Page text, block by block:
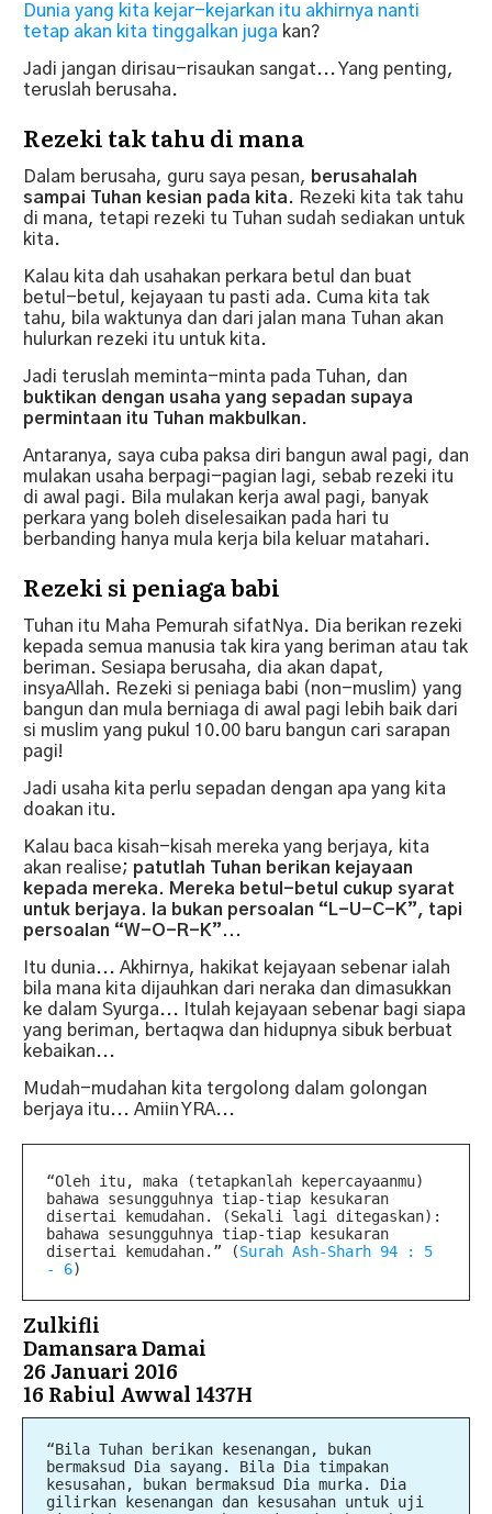
Dunia yang kita kejar-kejarkan itu akhirnya nanti
tetap akan kita tinggalkan juga kan?
Jadi jangan dirisau-risaukan sangat... Yang penting,
teruslah berusaha.
Rezeki tak tahu di mana
Dalam berusaha, guru saya pesan, berusahalah
sampai Tuhan kesian pada kita. Rezeki kita tak tahu
di mana, tetapi rezeki tu Tuhan sudah sediakan untuk
kita.
Kalau kita dah usahakan perkara betul dan buat
betul-betul, kejayaan tu pasti ada. Cuma kita tak
tahu, bila waktunya dan dari jalan mana Tuhan akan
hulurkan rezeki itu untuk kita.
Jadi teruslah meminta-minta pada Tuhan, dan
buktikan dengan usaha yang sepadan supaya
permintaan itu Tuhan makbulkan.
Antaranya, saya cuba paksa diri bangun awal pagi, dan
mulakan usaha berpagi-pagian lagi, sebab rezeki itu
di awal pagi. Bila mulakan kerja awal pagi, banyak
perkara yang boleh diselesaikan pada hari tu
berbanding hanya mula kerja bila keluar matahari.
Rezeki si peniaga babi
Tuhan itu Maha Pemurah sifatNya. Dia berikan rezeki
kepada semua manusia tak kira yang beriman atau tak
beriman. Sesiapa berusaha, dia akan dapat,
insyaAllah. Rezeki si peniaga babi (non-muslim) yang
bangun dan mula berniaga di awal pagi lebih baik dari
si muslim yang pukul 10.00 baru bangun cari sarapan
pagi!
Jadi usaha kita perlu sepadan dengan apa yang kita
doakan itu.
Kalau baca kisah-kisah mereka yang berjaya, kita
akan realise; patutlah Tuhan berikan kejayaan
kepada mereka. Mereka betul-betul cukup syarat
untuk berjaya. Ia bukan persoalan “L-U-C-K”, tapi
persoalan “W-O-R-K”...
Itu dunia... Akhirnya, hakikat kejayaan sebenar ialah
bila mana kita dijauhkan dari neraka dan dimasukkan
ke dalam Syurga... Itulah kejayaan sebenar bagi siapa
yang beriman, bertaqwa dan hidupnya sibuk berbuat
kebaikan...
Mudah-mudahan kita tergolong dalam golongan
berjaya itu... Amiin YRA...
“Oleh itu, maka (tetapkanlah kepercayaanmu)
bahawa sesungguhnya tiap-tiap kesukaran
disertai kemudahan. (Sekali lagi ditegaskan):
bahawa sesungguhnya tiap-tiap kesukaran
disertai kemudahan. ” (Surah Ash-Sharh 94 : 5
- 6)
Zulkifli
Damansara Damai
26 Januari 2016
16 Rabiul Awwal 1437H
“Bila Tuhan berikan kesenangan, bukan
bermaksud Dia sayang. Bila Dia timpakan
kesusahan, bukan bermaksud Dia murka. Dia
gilirkan kesenangan dan kesusahan untuk uji